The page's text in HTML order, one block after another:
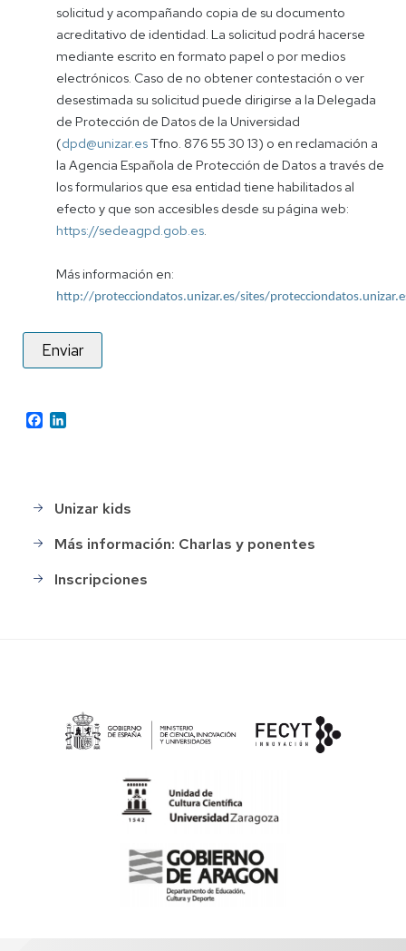
solicitud y acompañando copia de su documento
acreditativo de identidad. La solicitud podrá hacerse
mediante escrito en formato papel o por medios
electrónicos. Caso de no obtener contestación o ver
desestimada su solicitud puede dirigirse a la Delegada
de Protección de Datos de la Universidad
(dpd@unizar.esTfno. 876 55 30 13) o en reclamación a
la Agencia Española de Protección de Datos a través de
los formularios que esa entidad tiene habilitados al
efecto y que son accesibles desde su página web:
https://sedeagpd.gob.es.
Más información en:
http://protecciondatos.unizar.es/sites/
Facebook
Unizar
kids
Unizar kids
Más información: Charlas y ponentes
Inscripciones